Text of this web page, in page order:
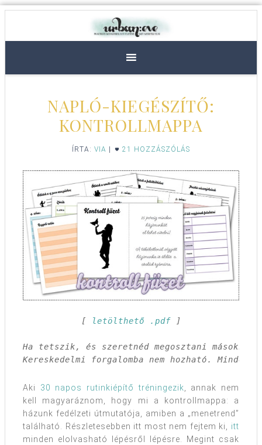
NAPLÓ-KIEGÉSZÍTŐ:
KONTROLLMAPPA
ÍRTA: VIA 21 HOZZÁSZÓLÁS
[ letölthető .pdf ]
Ha tetszik, és szeretnéd megosztani
Kereskedelmi forgalomba nem hozható.
Aki 30 napos rutinkiépítő tréningezik, annak nem
kell magyaráznom, hogy mi a kontrollmappa: a
házunk fedélzeti útmutatója, amiben a „menetrend”
található. Részletesebben itt most nem fejtem ki, itt
minden elolvasható lépésről lépésre. Megint csak